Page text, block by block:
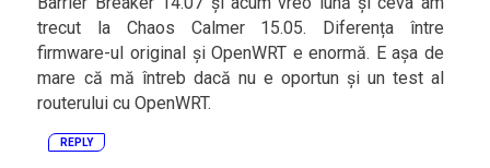
trecut la Chaos Calmer 15.05. Diferența între
firmware-ul original și OpenWRT e enormă. E așa de
mare că mă întreb dacă nu e oportun și un test al
routerului cu OpenWRT.
REPLY